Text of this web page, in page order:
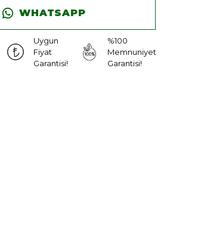
WHATSAPP
Uygun
Fiyat
Garantisi!
%100
Memnuniyet
Garantisi!